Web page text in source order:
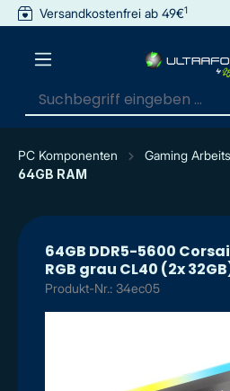
springen
Versandkostenfrei ab 49€1
PC Komponenten Gaming
64GB RAM
64GB DDR5-5600
RGB grau CL40 (2x
Produkt-Nr.: 34ec05